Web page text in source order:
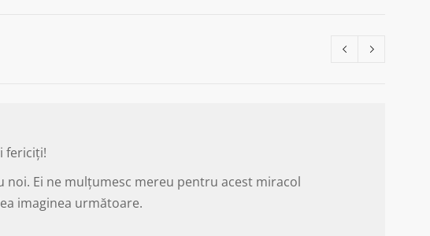
fericiți!
Ei ne mulțumesc mereu pentru acest miracol
imaginea următoare.